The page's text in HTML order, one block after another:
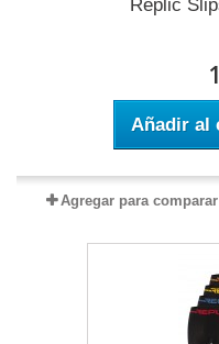
Replic
Añadir al
Agregar para comparar